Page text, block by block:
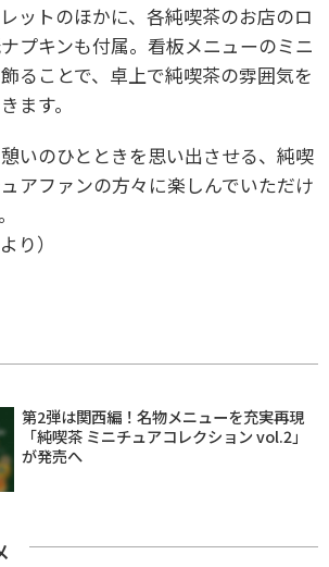
ットのほかに、各純喫茶のお店のロ
プキンも付属。看板メニューのミニ
ることで、卓上で純喫茶の雰囲気を
ます。
いのひとときを思い出させる、純喫
アファンの方々に楽しんでいただけ
り）
第2弾は関西編！名物メニューを充実再現
「純喫茶 ミニチュアコレクション vol.2」
が発売へ